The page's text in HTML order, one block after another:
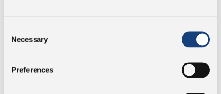
Selection
Necessary
Preferences
mesure de garantir un lait de la plus haute qualité
pour la fabrication d’un fromage unique en son